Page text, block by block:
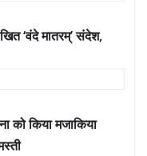
‘वंदे मातरम्’ संदेश,
को किया मजाकिया